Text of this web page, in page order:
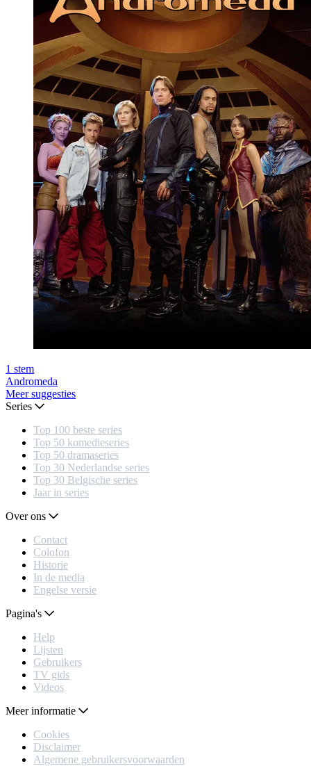
1 stem
Andromeda
Meer suggesties
Series
Top 100 beste series
Top 50 komedieseries
Top 50 dramaseries
Top 30 Nederlandse series
Top 30 Belgische series
Jaar in series
Over ons
Contact
Colofon
Historie
In de media
Engelse versie
Pagina's
Help
Lijsten
Gebruikers
TV gids
Videos
Meer informatie
Cookies
Disclaimer
Algemene gebruikersvoorwaarden